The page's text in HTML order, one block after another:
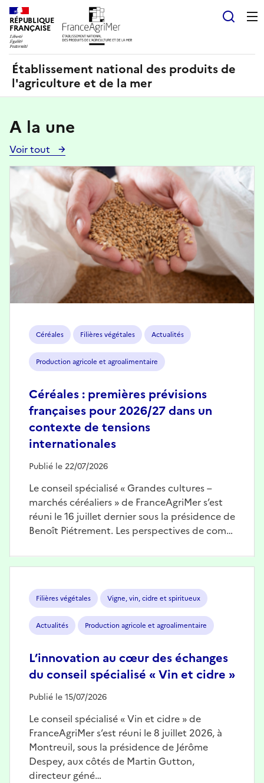
RÉPUBLIQUE
FRANÇAISE
Établissement national des produits de
l'agriculture et de la mer
A la une
Voir tout
Voir
toutes
les
actualités
Céréales Filières végétales Actualités
Production agricole et agroalimentaire
Céréales : premières prévisions
françaises pour 2026/27 dans un
contexte de tensions
internationales
Publié le 22/07/2026
Le conseil spécialisé « Grandes cultures –
marchés céréaliers » de FranceAgriMer s’est
réuni le 16 juillet dernier sous la présidence de
Benoît Piétrement. Les perspectives de com…
Image
Filières végétales Vigne, vin, cidre et spiritueux
Actualités Production agricole et agroalimentaire
L’innovation au cœur des échanges
du conseil spécialisé « Vin et cidre »
Publié le 15/07/2026
Le conseil spécialisé « Vin et cidre » de
FranceAgriMer s’est réuni le 8 juillet 2026, à
Montreuil, sous la présidence de Jérôme
Despey, aux côtés de Martin Gutton,
directeur géné…
Panneau de gestion des cookies